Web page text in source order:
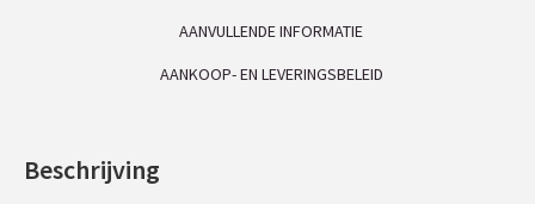
AANVULLENDE INFORMATIE
AANKOOP- EN LEVERINGSBELEID
Beschrijving